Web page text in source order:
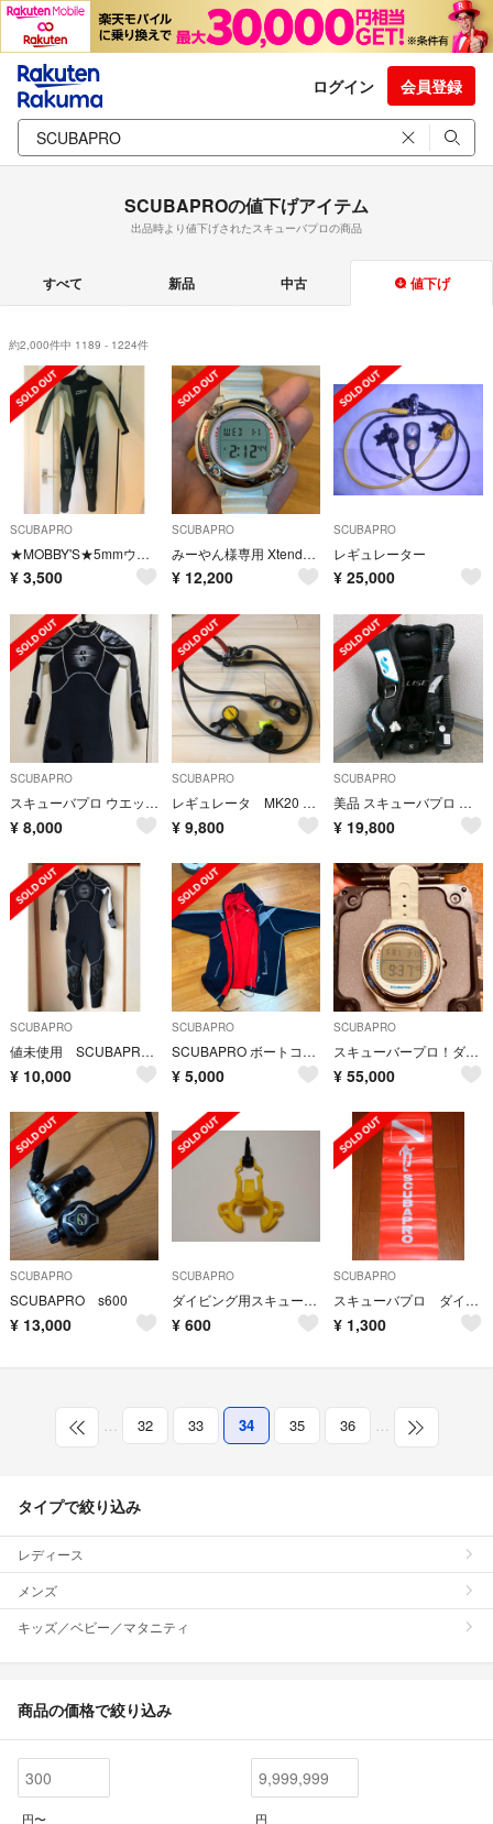
ログイン 会員登録
SCUBAPROの値下げアイテム
出品時より値下げされたスキューバプロの商品
すべて 新品 中古 値下げ
約2,000件中 1189 - 1224件
SCUBAPRO
★MOBBY'S★5mmウェットスーツ/レディース
¥ 3,500
SCUBAPRO
みーやん様専用 Xtender Quattro
¥ 12,200
SCUBAPRO
レギュレーター
¥ 25,000
SCUBAPRO
スキューバプロ ウエットスーツ 5mm SCUBAPRO ダイビング
¥ 8,000
SCUBAPRO
レギュレータ MK20 スキューバプロ
¥ 9,800
SCUBAPRO
美品 スキューバプロ クラシック エリーゼ ELISE スキューバダイビング
¥ 19,800
SCUBAPRO
値未使用 SCUBAPRO ウェットスーツ レディース 5mm
¥ 10,000
SCUBAPRO
SCUBAPRO ボートコート
¥ 5,000
SCUBAPRO
スキューバープロ！ダイビングウォッチ！レア。
¥ 55,000
SCUBAPRO
SCUBAPRO s600
¥ 13,000
SCUBAPRO
ダイビング用スキューバプロ マウスピースプラグ
¥ 600
SCUBAPRO
スキューバプロ ダイビング用 ポーチ付き セーフティフロート（マーカーブイ）
¥ 1,300
… 32 33 34 35 36 …
タイプで絞り込み
レディース
メンズ
キッズ／ベビー／マタニティ
商品の価格で絞り込み
円〜 円